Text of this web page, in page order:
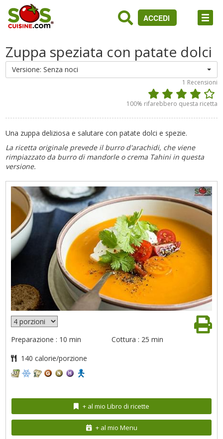
ACCEDI
Zuppa speziata con patate dolci
Versione: Senza noci
1 Recensioni
100% rifarebbero questa ricetta
Una zuppa deliziosa e salutare con patate dolci e spezie.
La ricetta originale prevede il burro d'arachidi, che viene
rimpiazzato da burro di mandorle o crema Tahini in questa
versione.
Preparazione : 10 min Cottura : 25 min
140 calorie/porzione
+ al mio Libro di ricette
+ al mio Menu